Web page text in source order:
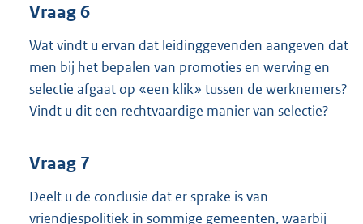
Vraag 6
Wat vindt u ervan dat leidinggevenden aangeven dat
men bij het bepalen van promoties en werving en
selectie afgaat op «een klik» tussen de werknemers?
Vindt u dit een rechtvaardige manier van selectie?
Vraag 7
Deelt u de conclusie dat er sprake is van
vriendjespolitiek in sommige gemeenten, waarbij